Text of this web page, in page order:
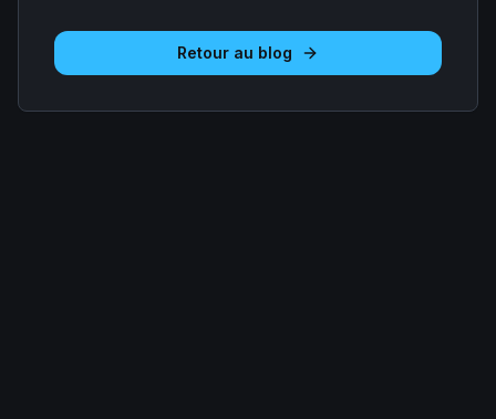
Retour au blog